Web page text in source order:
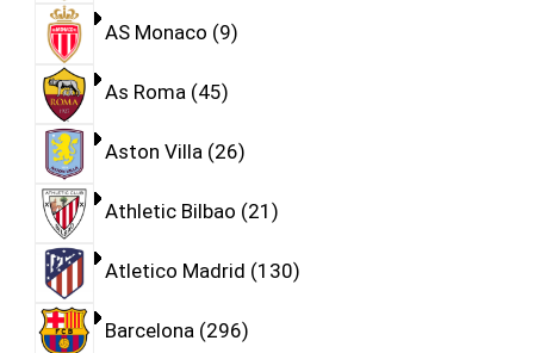
AS Monaco 9
As Roma 45
Aston Villa 26
Athletic Bilbao 21
Atletico Madrid 130
Barcelona 296